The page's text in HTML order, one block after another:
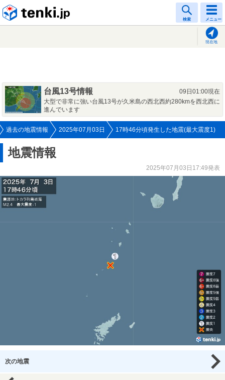
検索 メニュー
現在地
台風13号情報
09日01:00現在
大型で非常に強い台風13号が久米島の西北西約280kmを西北西に
進んでいます
過去の地震情報 2025年07月03日 17時46分頃発生した地震(最大震度1)
地震情報
2025年07月03日17:49発表
次の地震